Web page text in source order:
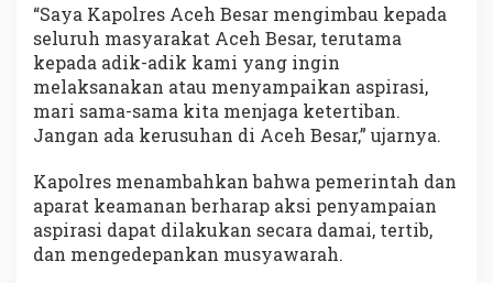
“Saya Kapolres Aceh Besar mengimbau kepada
seluruh masyarakat Aceh Besar, terutama
kepada adik-adik kami yang ingin
melaksanakan atau menyampaikan aspirasi,
mari sama-sama kita menjaga ketertiban.
Jangan ada kerusuhan di Aceh Besar,” ujarnya.
Kapolres menambahkan bahwa pemerintah dan
aparat keamanan berharap aksi penyampaian
aspirasi dapat dilakukan secara damai, tertib,
dan mengedepankan musyawarah.